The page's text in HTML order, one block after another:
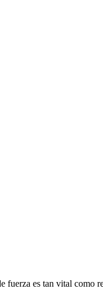
fuerza es tan vital como